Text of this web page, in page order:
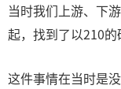
当时我们上游、下
起，找到了以210的
这件事情在当时是